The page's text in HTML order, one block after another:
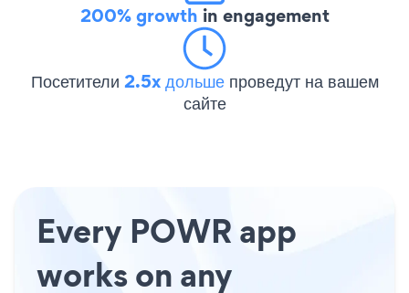
200% growth in engagement
Посетители 2.5x дольше проведут на вашем
сайте
Every POWR app
works on any